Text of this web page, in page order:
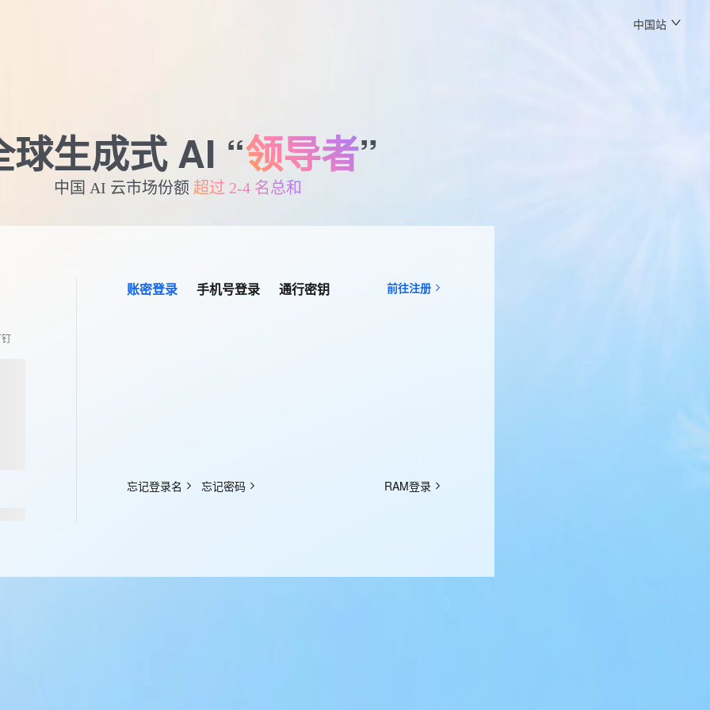
中国站
球生成式 AI “领导者”
中国 AI 云市场份额 超过 2-4 名总和
账密登录 手机号登录 通行密钥 前往注册
忘记登录名 忘记密码 RAM登录